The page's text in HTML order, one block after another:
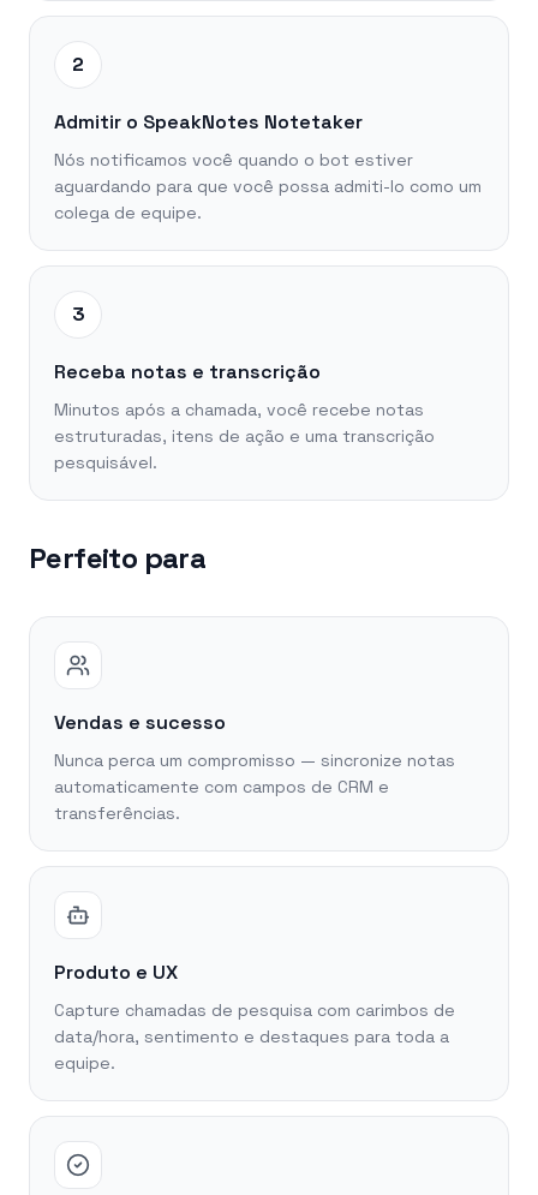
2
Admitir o SpeakNotes Notetaker
Nós notificamos você quando o bot estiver
aguardando para que você possa admiti-lo como um
colega de equipe.
3
Receba notas e transcrição
Minutos após a chamada, você recebe notas
estruturadas, itens de ação e uma transcrição
pesquisável.
Perfeito para
Vendas e sucesso
Nunca perca um compromisso — sincronize notas
automaticamente com campos de CRM e
transferências.
Produto e UX
Capture chamadas de pesquisa com carimbos de
data/hora, sentimento e destaques para toda a
equipe.